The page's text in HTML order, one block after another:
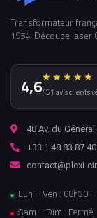
Transformateur
1954. Découpe
4,6★★★★★
451 avis clients
48 Av. du
+33 1 48 83 87 40
contact@plexi-
Lun – Ven : 08h30
Sam – Dim : Fermé